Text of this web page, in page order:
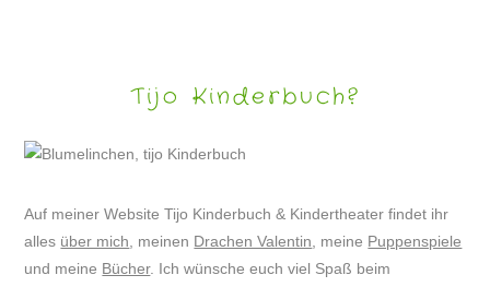
Tijo Kinderbuch?
Auf meiner Website Tijo Kinderbuch & Kindertheater findet ihr
alles über mich , meinen Drachen Valentin , meine Puppenspiele
und meine Bücher. Ich wünsche euch viel Spaß beim